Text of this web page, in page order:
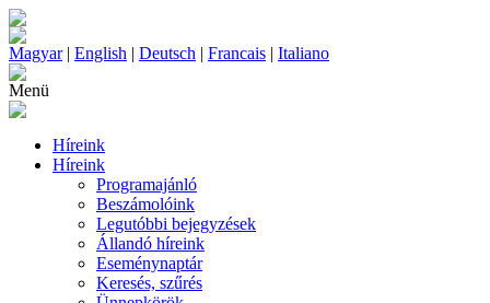
Magyar| English | Deutsch | Francais | Italiano
Menü
Híreink
Híreink
Programajánló
Beszámolóink
Legutóbbi bejegyzések
Állandó híreink
Eseménynaptár
Keresés, szűrés